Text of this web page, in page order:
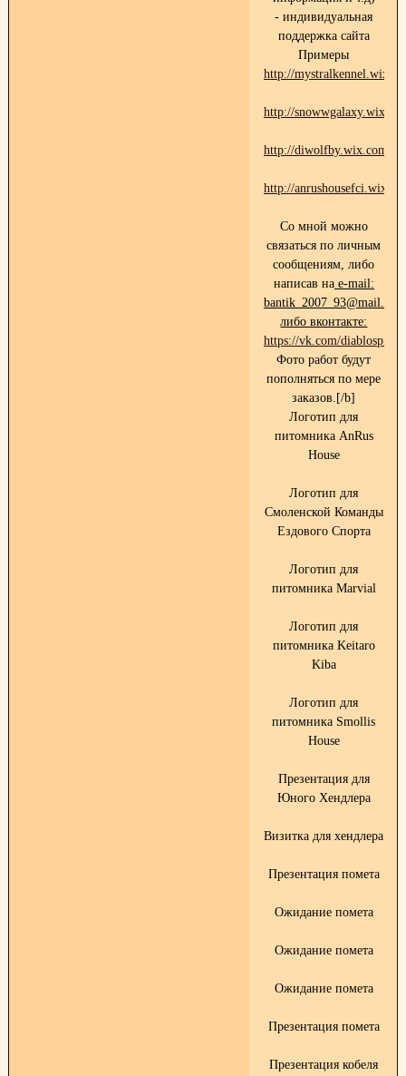
- индивидуальная
поддержка сайта
Примеры
http://
http://
http://diwolfby.wix.com/
http://
Со мной можно
связаться по личным
сообщениям, либо
написав наe-mail:
bantik_2007_93@mail.ru
либо вконтакте:
https://vk.com/diablospride
Фото работ будут
пополняться по мере
заказов.[/b]
Логотип для
питомника AnRus
House
Логотип для
Смоленской Команды
Ездового Спорта
Логотип для
питомника Marvial
Логотип для
питомника Keitaro
Kiba
Логотип для
питомника Smollis
House
Презентация для
Юного Хендлера
Визитка для хендлера
Презентация помета
Ожидание помета
Ожидание помета
Ожидание помета
Презентация помета
Презентация кобеля